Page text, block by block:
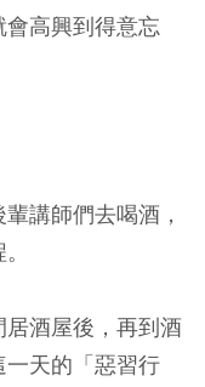
高興到得意忘
講師們去喝酒，
酒屋後，再到酒
天的「惡習行